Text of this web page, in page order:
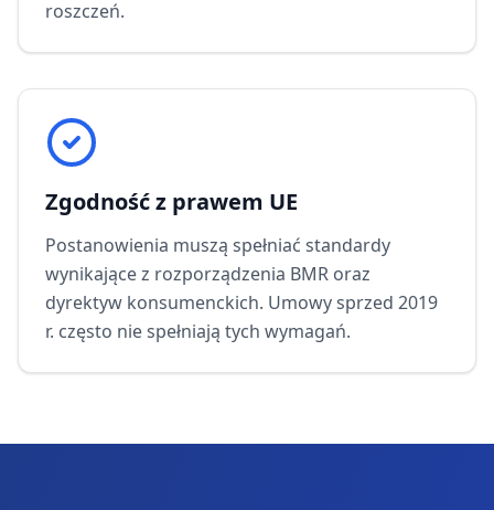
roszczeń.
Zgodność z prawem UE
Postanowienia muszą spełniać standardy
wynikające z rozporządzenia BMR oraz
dyrektyw konsumenckich. Umowy sprzed 2019
r. często nie spełniają tych wymagań.